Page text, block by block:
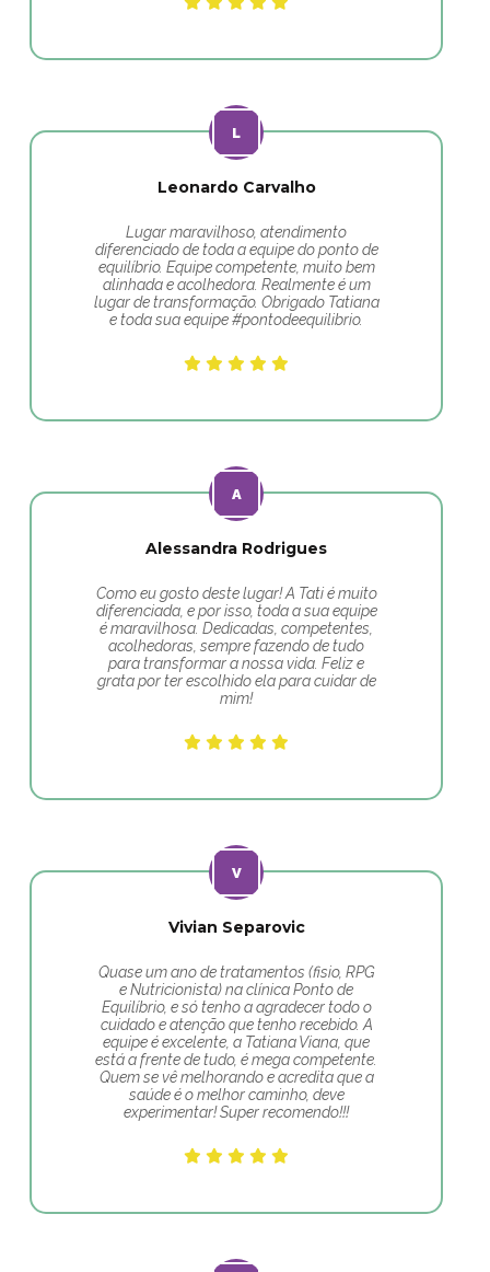
Leonardo Carvalho
Lugar maravilhoso, atendimento
diferenciado de toda a equipe do ponto de
equilíbrio. Equipe competente, muito bem
alinhada e acolhedora. Realmente é um
lugar de transformação. Obrigado Tatiana
e toda sua equipe #pontodeequilibrio.
Alessandra Rodrigues
Como eu gosto deste lugar! A Tati é muito
diferenciada, e por isso, toda a sua equipe
é maravilhosa. Dedicadas, competentes,
acolhedoras, sempre fazendo de tudo
para transformar a nossa vida. Feliz e
grata por ter escolhido ela para cuidar de
mim!
Vivian Separovic
Quase um ano de tratamentos (fisio, RPG
e Nutricionista) na clínica Ponto de
Equilíbrio, e só tenho a agradecer todo o
cuidado e atenção que tenho recebido. A
equipe é excelente, a Tatiana Viana, que
está a frente de tudo, é mega competente.
Quem se vê melhorando e acredita que a
saúde é o melhor caminho, deve
experimentar! Super recomendo!!!